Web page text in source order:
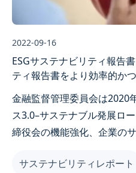
2022-09-16
ESGサステナビリティ報告
ティ報告書をより効率的か
金融監督管理委員会は2020
ス3.0–サステナブル発展ロ
締役会の機能強化、企業の
ホルダーとのコミュニケー
サステナビリティレポート